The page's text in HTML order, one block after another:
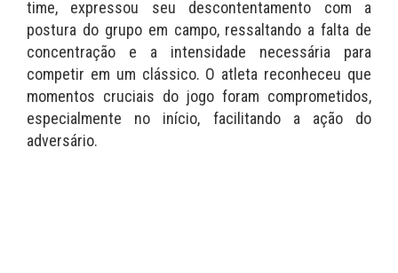
time, expressou seu descontentamento com a
postura do grupo em campo, ressaltando a falta de
concentração e a intensidade necessária para
competir em um clássico. O atleta reconheceu que
momentos cruciais do jogo foram comprometidos,
especialmente no início, facilitando a ação do
adversário.